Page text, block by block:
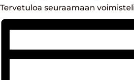
Tervetuloa seuraamaan